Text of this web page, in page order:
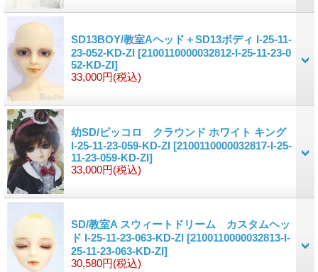
SD13BOY/教室Aヘッド＋SD13ボディ I-25-11-
23-052-KD-ZI [2100110000032812-I-25-11-23-0
52-KD-ZI]
33,000円(税込)
幼SD/ピッコロ クラウンド ホワイト キング
I-25-11-23-059-KD-ZI [2100110000032817-I-25-
11-23-059-KD-ZI]
33,000円(税込)
SD/教室A スウィートドリーム カスタムヘッ
ド I-25-11-23-063-KD-ZI [2100110000032813-I-
25-11-23-063-KD-ZI]
30,580円(税込)